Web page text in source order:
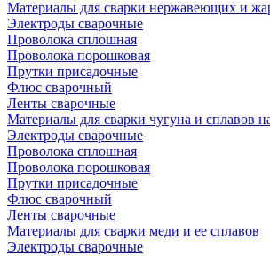
Материалы для сварки нержавеющих и
Электроды сварочные
Проволока сплошная
Проволока порошковая
Прутки присадочные
Флюс сварочный
Ленты сварочные
Материалы для сварки чугуна и сплавов
Электроды сварочные
Проволока сплошная
Проволока порошковая
Прутки присадочные
Флюс сварочный
Ленты сварочные
Материалы для сварки меди и ее сплавов
Электроды сварочные